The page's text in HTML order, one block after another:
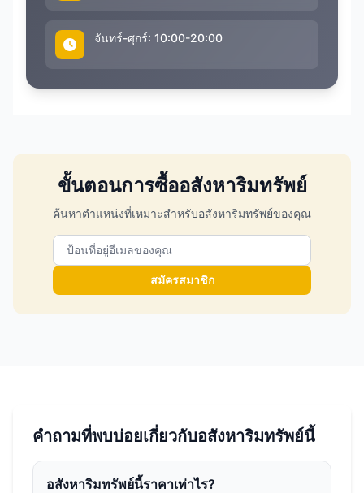
จันทร์-ศุกร์: 10:00-20:00
ขั้นตอนการซื้ออสังหาริมทรัพย์
ค้นหาตำแหน่งที่เหมาะสำหรับอสังหาริมทรัพย์ของคุณ
สมัครสมาชิก
คำถามที่พบบ่อยเกี่ยวกับอสังหาริมทรัพย์นี้
อสังหาริมทรัพย์นี้ราคาเท่าไร?